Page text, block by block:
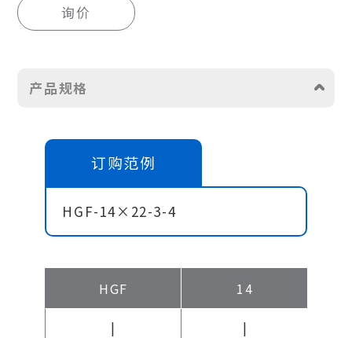
询价
产品规格
订购范例
HGF-14×22-3-4
HGF 14
|
|